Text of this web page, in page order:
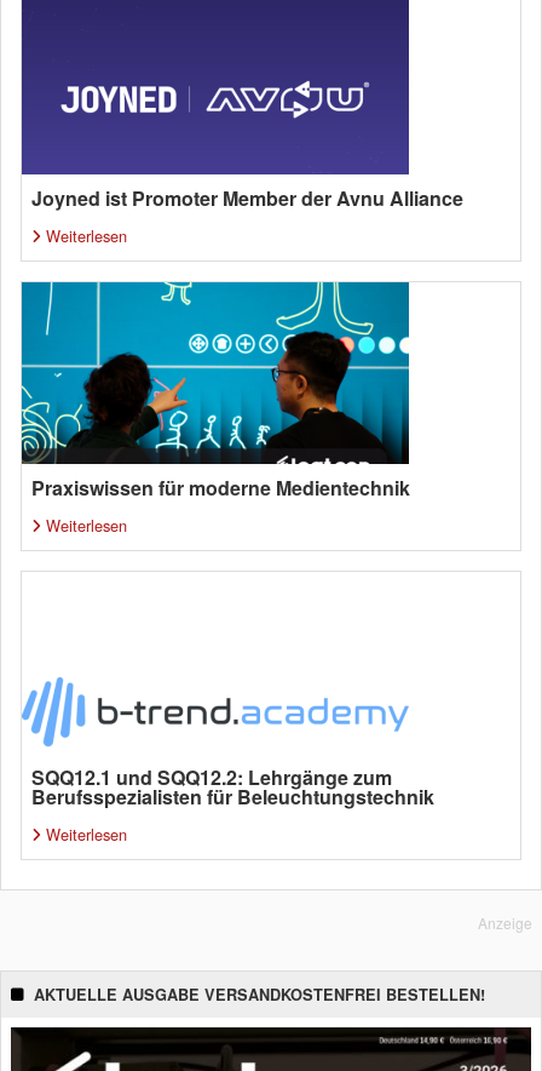
Joyned ist Promoter Member der Avnu Alliance
Weiterlesen
Praxiswissen für moderne Medientechnik
Weiterlesen
SQQ12.1 und SQQ12.2: Lehrgänge zum
Berufsspezialisten für Beleuchtungstechnik
Weiterlesen
Anzeige
AKTUELLE AUSGABE VERSANDKOSTENFREI BESTELLEN!